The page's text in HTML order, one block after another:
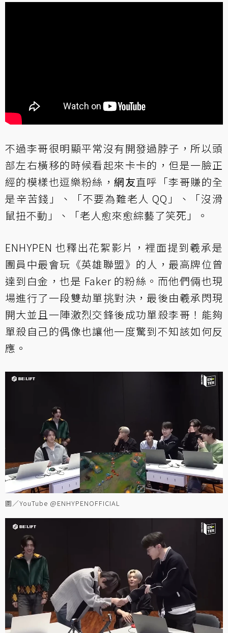
不過李哥很明顯平常沒有開發過脖子，所以頭
部左右橫移的時候看起來卡卡的，但是一臉正
經的模樣也逗樂粉絲，網友直呼「李哥賺的全
是辛苦錢」、「不要為難老人 QQ」、「沒滑
鼠扭不動」、「老人愈來愈綜藝了笑死」。
ENHYPEN 也釋出花絮影片，裡面提到羲承是
團員中最會玩《英雄聯盟》的人，最高牌位曾
達到白金，也是 Faker 的粉絲。而他們倆也現
場進行了一段雙劫單挑對決，最後由羲承閃現
開大並且一陣激烈交鋒後成功單殺李哥！能夠
單殺自己的偶像也讓他一度驚到不知該如何反
應。
圖／YouTube @ENHYPENOFFICIAL